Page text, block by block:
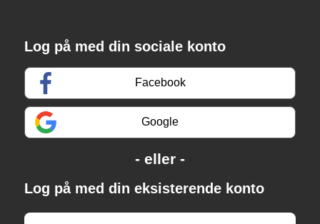
Log på med din sociale konto
Facebook
Google
Log på med din eksisterende konto